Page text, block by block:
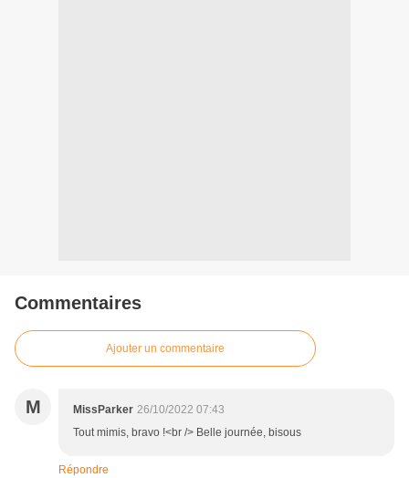
Commentaires
Ajouter un commentaire
M MissParker 26/10/2022 07:43
Tout mimis, bravo !<br /> Belle journée, bisous
Répondre